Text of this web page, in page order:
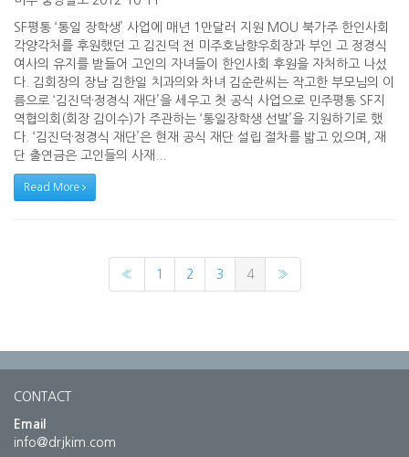
SF평통 ‘통일 장학생’ 사업에 매년 1만달러 지원 MOU 북가주 한인사회
각양각처를 후원했던 고 김진덕 전 미주호남향우회장과 부인 고 정경식
여사의 유지를 받들어 고인의 자녀들이 한인사회 후원을 자처하고 나섰
다. 김회장의 장남 김한일 치과의와 차녀 김순란씨는 작고한 부모님의 이
름으로 ‘김진덕·정경식 재단’을 세우고 첫 공식 사업으로 민주평통 SF지
역협의회(회장 김이수)가 주관하는 ‘통일장학생 선발’을 지원하기로 했
다. ‘김진덕·정경식 재단’은 현재 공식 재단 설립 절차를 밟고 있으며, 재
단 출연금은 고인들의 사재...
Read More
« 1 2 3 4 »
CONTACT
Email
info@drjkim.com